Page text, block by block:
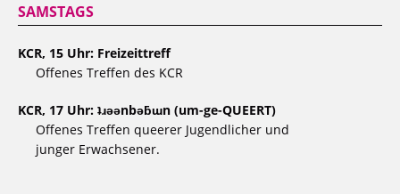
SAMSTAGS
KCR, 15 Uhr: Freizeittreff
Offenes Treffen des KCR
KCR, 17 Uhr: ʇɹǝǝnbǝƃɯn (um-ge-QUEERT)
Offenes Treffen queerer Jugendlicher und
junger Erwachsener.